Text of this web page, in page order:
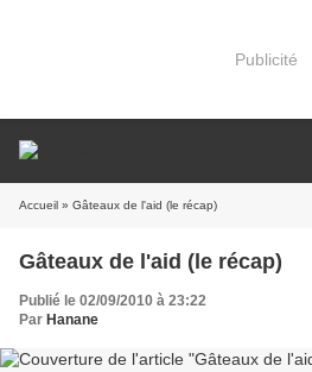
Publicité
Accueil » Gâteaux de l'aid (le récap)
Gâteaux de l'aid (le récap)
Publié le 02/09/2010 à 23:22
Par Hanane